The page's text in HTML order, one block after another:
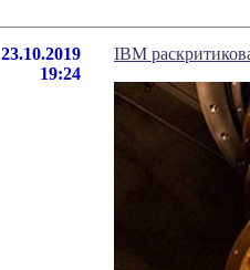
23.10.2019
19:24
IBM